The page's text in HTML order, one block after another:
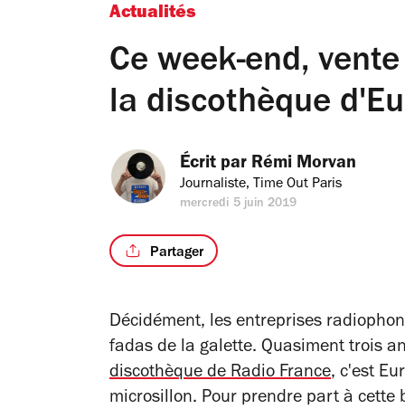
Actualités
Ce week-end,
la discothèque
Écrit par Rémi Morvan
Journaliste, Time Out Paris
mercredi 5 juin 2019
Partager
Décidément, les entreprises
fadas de la galette. Quasiment trois
discothèque de Radio France, c'est
microsillon. Pour prendre part à cette